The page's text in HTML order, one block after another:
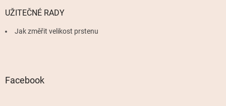
UŽITEČNÉ RADY
Jak změřit velikost prstenu
Facebook